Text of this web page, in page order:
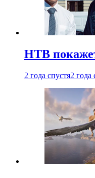
НТВ
2 года спустя2 года